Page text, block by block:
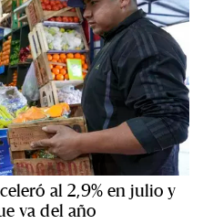
al 2,9% en julio y
va del año